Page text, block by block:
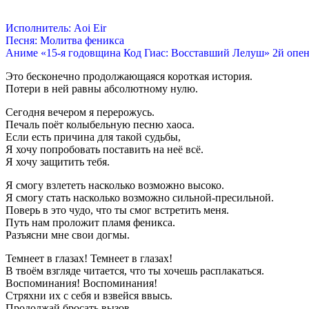
Исполнитель: Aoi Eir
Песня: Молитва феникса
Аниме «15-я годовщина Код Гиас: Восставший Лелуш» 2й
Это бесконечно продолжающаяся короткая история.
Потери в ней равны абсолютному нулю.
Сегодня вечером я перерожусь.
Печаль поёт колыбельную песню хаоса.
Если есть причина для такой судьбы,
Я хочу попробовать поставить на неё всё.
Я хочу защитить тебя.
Я смогу взлететь насколько возможно высоко.
Я смогу стать насколько возможно сильной-пресильной.
Поверь в это чудо, что ты смог встретить меня.
Путь нам проложит пламя феникса.
Разъясни мне свои догмы.
Темнеет в глазах! Темнеет в глазах!
В твоём взгляде читается, что ты хочешь расплакаться.
Воспоминания! Воспоминания!
Стряхни их с себя и взвейся ввысь.